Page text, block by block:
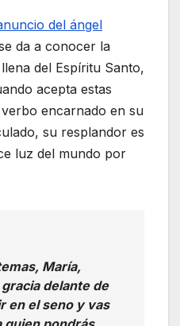
del ángel
da a conocer la
del Espíritu Santo,
acepta estas
encarnado en su
su resplandor es
luz del mundo por
María,
delante de
en el seno y vas